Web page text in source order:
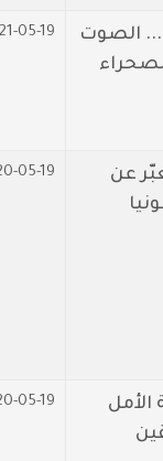
الصوت
21-05-19
عن
05-19
الأمل
05-19